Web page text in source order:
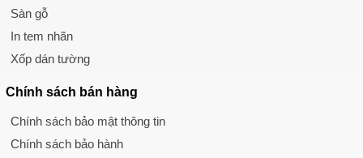
Sàn gỗ
In tem nhãn
Xốp dán tường
Chính sách bán hàng
Chính sách bảo mật thông tin
Chính sách bảo hành